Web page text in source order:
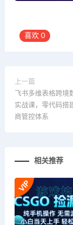
喜欢 0
上一篇
飞书多维表格跨境
实战课，零代码搭
商管控体系
相关推荐